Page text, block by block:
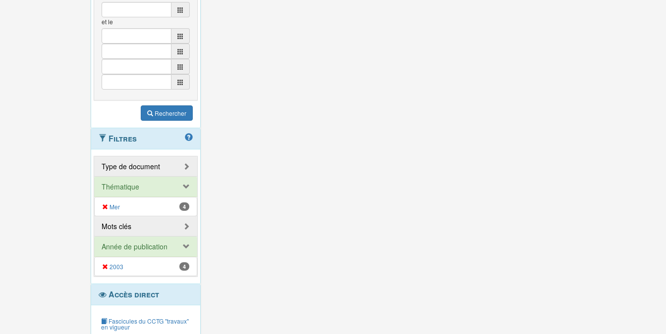
et le
Rechercher
Filtres
Type de document
Thématique
Mer 4
Mots clés
Année de publication
2003 4
Accès direct
Fascicules du CCTG "travaux"
en vigueur